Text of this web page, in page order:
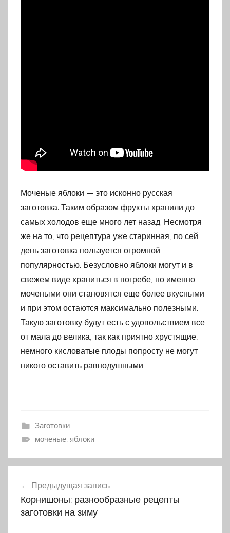
Моченые яблоки — это исконно русская
заготовка. Таким образом фрукты хранили до
самых холодов еще много лет назад. Несмотря
же на то, что рецептура уже старинная, по сей
день заготовка пользуется огромной
популярностью. Безусловно яблоки могут и в
свежем виде храниться в погребе, но именно
мочеными они становятся еще более вкусными
и при этом остаются максимально полезными.
Такую заготовку будут есть с удовольствием все
от мала до велика, так как приятно хрустящие,
немного кисловатые плоды попросту не могут
никого оставить равнодушными.
Заготовки
моченые, яблоки
Навигация
по
Предыдущая запись
Корнишоны: разнообразные рецепты
заготовки на зиму